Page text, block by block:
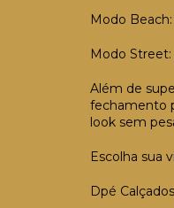
Modo
Modo
Além de
fechamento
look sem
Escolha sua
Dpé